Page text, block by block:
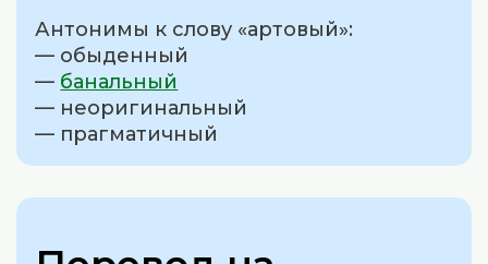
Антонимы к слову «артовый»:
— обыденный
— банальный
— неоригинальный
— прагматичный